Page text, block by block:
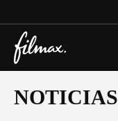
NOTICIAS